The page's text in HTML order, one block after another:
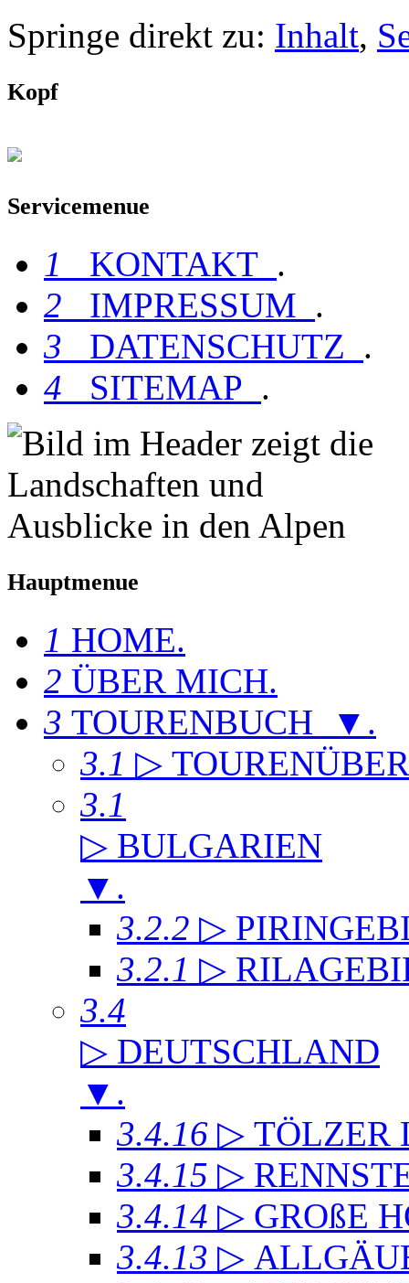
Springe direkt zu: Inhalt,
Kopf
Servicemenue
1 KONTAKT .
2
IMPRESSUM .
3
DATENSCHUTZ .
4
SITEMAP .
Hauptmenue
1 HOME.
2 ÜBER MICH.
3 TOURENBUCH ▼ .
3.1 ▷
3.1
▷ BULGARIEN
▼ .
3.2.2 ▷
3.2.1 ▷
3.4
▷ DEUTSCHLAND
▼ .
3.4.16 ▷ TÖLZER
3.4.15 ▷
3.4.14 ▷ GROßE
3.4.13 ▷